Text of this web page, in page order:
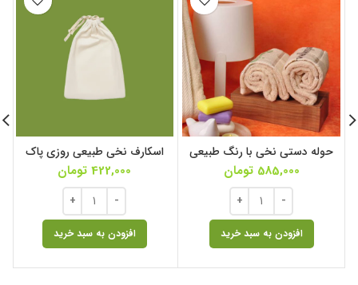
حوله دستی نخی با رنگ طبیعی
585,000 تومان
افزودن به سبد خرید
اسکارف نخی طبیعی روزی پاک
422,000 تومان
افزودن به سبد خرید